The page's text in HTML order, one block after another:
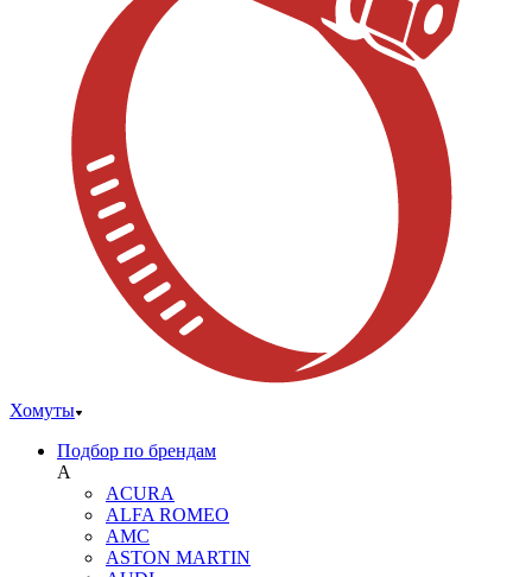
Хомуты
Подбор по брендам
A
ACURA
ALFA ROMEO
AMC
ASTON MARTIN